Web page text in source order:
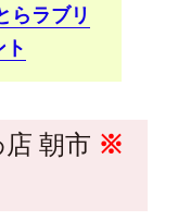
ラブリ
朝市 ※